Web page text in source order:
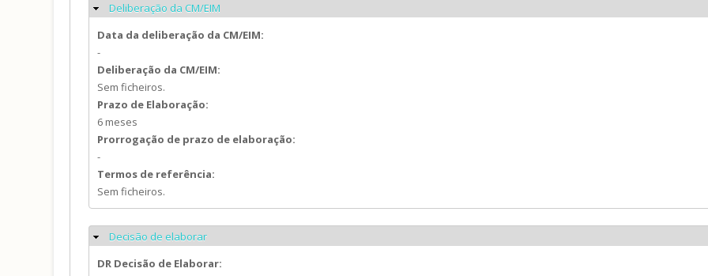
Ocultar
Deliberação da CM/EIM
Data da deliberação da CM/EIM:
-
Deliberação da CM/EIM:
Sem ficheiros.
Prazo de Elaboração:
6 meses
Prorrogação de prazo de elaboração:
-
Termos de referência:
Sem ficheiros.
Ocultar
Decisão de elaborar
DR Decisão de Elaborar: